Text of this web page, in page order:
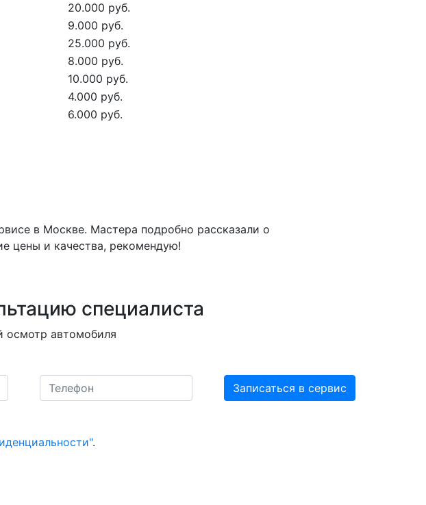
20.000 руб.
9.000 руб.
25.000 руб.
8.000 руб.
10.000 руб.
4.000 руб.
6.000 руб.
в Москве. Мастера подробно рассказали о
цены и качества, рекомендую!
специалиста
осмотр автомобиля
.